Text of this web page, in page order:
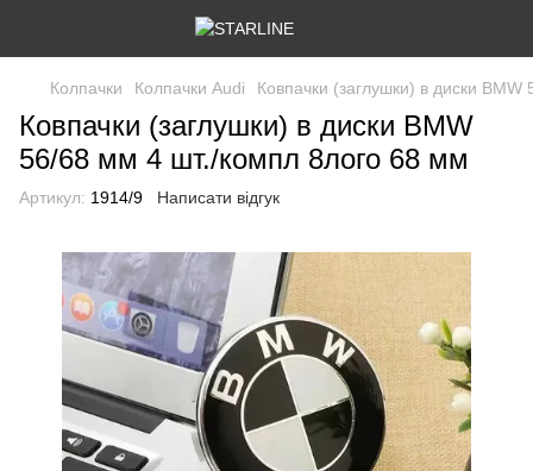
Колпачки Колпачки Audi Ковпачки (заглушки) в диски
Ковпачки (заглушки) в диски BMW
56/68 мм 4 шт./компл 8лого 68 мм
Артикул: 1914/9 Написати відгук